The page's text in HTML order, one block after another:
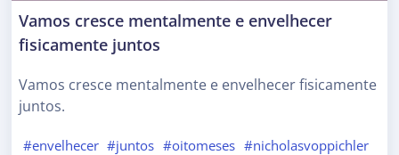
Vamos cresce mentalmente e envelhecer
fisicamente juntos
Vamos cresce mentalmente e envelhecer fisicamente
juntos.
#envelhecer #juntos #oitomeses #nicholasvoppichler